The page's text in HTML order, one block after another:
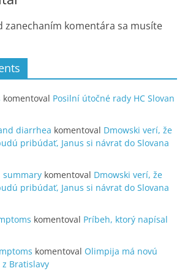
zanechaním komentára sa musíte
komentoval Posilní útočné rady HC Slovan
diarrhea komentoval Dmowski verí, že
pribúdať, Janus si návrat do Slovana
summary komentoval Dmowski verí, že
pribúdať, Janus si návrat do Slovana
komentoval Príbeh, ktorý napísal
komentoval Olimpija má novú
Bratislavy